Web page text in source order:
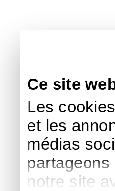
Ce site
Les
et les
médias
notre site